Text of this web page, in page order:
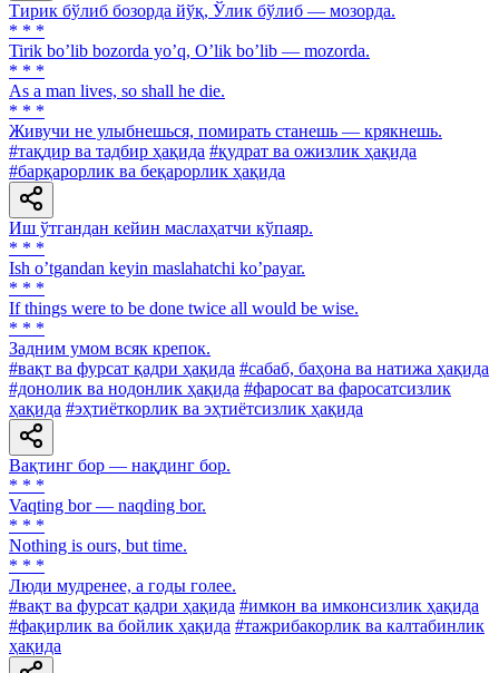
Тирик бўлиб бозорда йўқ, Ўлик бўлиб — мозорда.
* * *
Tirik boʼlib bozorda yoʼq, Oʼlik boʼlib — mozorda.
* * *
As a man lives, so shall he die.
* * *
Живучи не улыбнешься, помирать станешь — крякнешь.
#тақдир ва тадбир ҳақида #қудрат ва ожизлик ҳақида
#барқарорлик ва беқарорлик ҳақида
Иш ўтгандан кейин маслаҳатчи кўпаяр.
* * *
Ish oʼtgandan keyin maslahatchi koʼpayar.
* * *
If things were to be done twice all would be wise.
* * *
Задним умом всяк крепок.
#вақт ва фурсат қадри ҳақида #сабаб, баҳона ва натижа ҳақида
#донолик ва нодонлик ҳақида #фаросат ва фаросатсизлик
ҳақида #эҳтиёткорлик ва эҳтиётсизлик ҳақида
Вақтинг бор — нақдинг бор.
* * *
Vaqting bor — naqding bor.
* * *
Nothing is ours, but time.
* * *
Люди мудренее, a годы голее.
#вақт ва фурсат қадри ҳақида #имкон ва имконсизлик ҳақида
#фақирлик ва бойлик ҳақида #тажрибакорлик ва калтабинлик
ҳақида